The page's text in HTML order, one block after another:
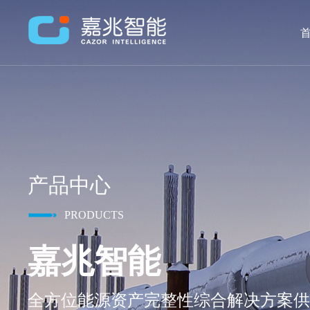
产品中心
PRODUCTS
嘉兆智能
全方位能源资产完整性综合解决方案